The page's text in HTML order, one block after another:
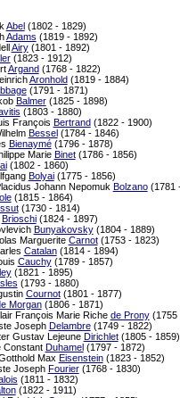
Abel(1802 - 1829)
Adams (1819 - 1892)
Airy(1801 - 1892)
(1823 - 1912)
Argand(1768 - 1822)
Aronhold(1819 - 1884)
(1791 - 1871)
Balmer(1825 - 1898)
(1803 - 1880)
François Bertrand(1822 - 1900)
Bessel(1784 - 1846)
Bienaymé(1796 - 1878)
Marie Binet(1786 - 1856)
(1802 - 1860)
Bolyai(1775 - 1856)
Johann Nepomuk Bolzano(1781
(1815 - 1864)
(1730 - 1814)
Brioschi(1824 - 1897)
Bunyakovsky(1804 - 1889)
Marguerite Carnot(1753 - 1823)
Catalan(1814 - 1894)
Cauchy(1789 - 1857)
(1821 - 1895)
(1793 - 1880)
Cournot(1801 - 1877)
Morgan(1806 - 1871)
François Marie Riche de Prony(1755
Joseph Delambre(1749 - 1822)
Gustav Lejeune Dirichlet(1805 - 1859)
Constant Duhamel(1797 - 1872)
Max Eisenstein(1823 - 1852)
Joseph Fourier(1768 - 1830)
(1811 - 1832)
(1822 - 1911)